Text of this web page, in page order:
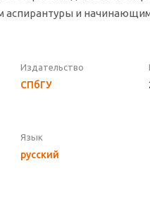
и
Издательство
СПбГУ
Язык
русский